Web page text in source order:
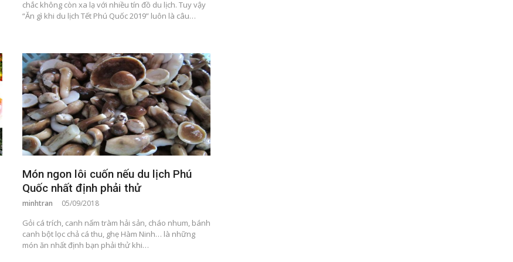
chắc không còn xa lạ với nhiều tín đồ du lịch. Tuy vậy
“Ăn gì khi du lịch Tết Phú Quốc 2019” luôn là câu…
Món ngon lôi cuốn nếu du lịch Phú
Quốc nhất định phải thử
minhtran 05/09/2018
Gỏi cá trích, canh nấm tràm hải sản, cháo nhum, bánh
canh bột lọc chả cá thu, ghẹ Hàm Ninh… là những
món ăn nhất định bạn phải thử khi…